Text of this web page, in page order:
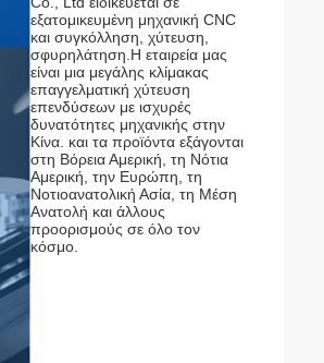
εξατομικευμένη μηχανική CNC
και συγκόλληση, χύτευση,
σφυρηλάτηση.Η εταιρεία μας
είναι μια μεγάλης κλίμακας
επαγγελματική χύτευση
επενδύσεων με ισχυρές
δυνατότητες μηχανικής στην
Κίνα. και τα προϊόντα εξάγονται
στη Βόρεια Αμερική, τη Νότια
Αμερική, την Ευρώπη, τη
Νοτιοανατολική Ασία, τη Μέση
Ανατολή και άλλους
προορισμούς σε όλο τον
κόσμο.